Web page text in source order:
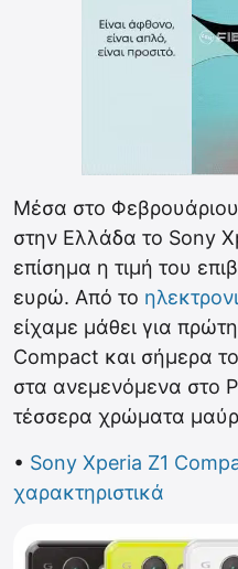
Μέσα στο
στην Ελλάδα το Sony
επίσημα η τιμή του
ευρώ. Από το
είχαμε μάθει για
Compact και σήμερα
στα ανεμενόμενα στο
τέσσερα χρώματα
• Sony Xperia Z1
χαρακτηριστικά